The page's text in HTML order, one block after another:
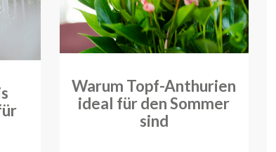
Warum Topf-Anthurien
ideal für den Sommer
sind